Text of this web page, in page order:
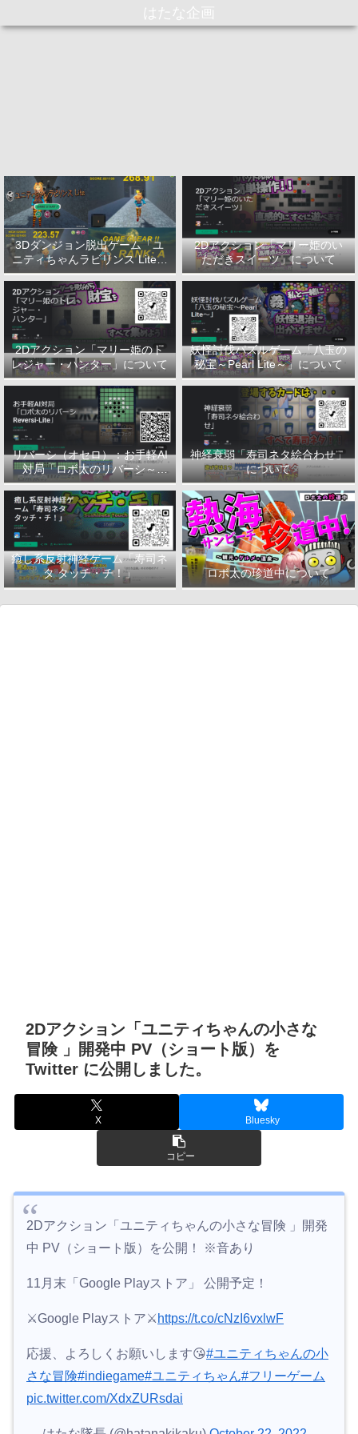
はたな企画
3Dダンジョン脱出ゲーム「ユ
ニティちゃんラビリンス Lite」
について
2Dアクション「マリー姫のい
ただきスイーツ」について
2Dアクション「マリー姫のト
レジャー・ハンター」について
妖怪討伐パズルゲーム「八玉の
秘宝～Pearl Lite～」について
リバーシ（オセロ）：お手軽AI
対局「ロボ太のリバーシ～
Reversi-Lite～」について
神経衰弱「寿司ネタ絵合わせ」
について
癒し系反射神経ゲーム「寿司ネ
タ タッチ・チ！」
ロボ太の珍道中について
2Dアクション「ユニティちゃんの小さな
冒険 」開発中 PV（ショート版）を
Twitter に公開しました。
X Bluesky
コピー
2Dアクション「ユニティちゃんの小さな冒険 」開発
中 PV（ショート版）を公開！ ※音あり
11月末「Google Playストア」 公開予定！
⚔Google Playストア⚔ https://t.co/cNzI6vxlwF
応援、よろしくお願いします😘#ユニティちゃんの小
さな冒険#indiegame#ユニティちゃん#フリーゲーム
pic.twitter.com/XdxZURsdai